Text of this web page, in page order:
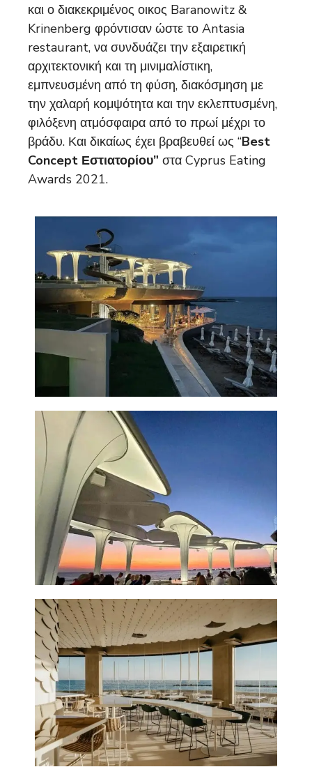
και ο διακεκριμένος οικος Baranowitz &
Krinenberg φρόντισαν ώστε το Antasia
restaurant, να συνδυάζει την εξαιρετική
αρχιτεκτονική και τη μινιμαλίστικη,
εμπνευσμένη από τη φύση, διακόσμηση με
την χαλαρή κομψότητα και την εκλεπτυσμένη,
φιλόξενη ατμόσφαιρα από το πρωί μέχρι το
βράδυ. Και δικαίως έχει βραβευθεί ως “Best
Concept Εστιατορίου” στα Cyprus Eating
Awards 2021.